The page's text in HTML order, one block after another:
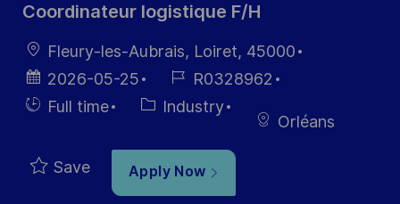
Coordinateur logistique F/H
LocationFleury-les-Aubrais, Loiret, 45000
Posted
Date
2026-05-25
Job
Id
R0328962
HiringFull time Category
Industry
Orléans
Save Apply Now